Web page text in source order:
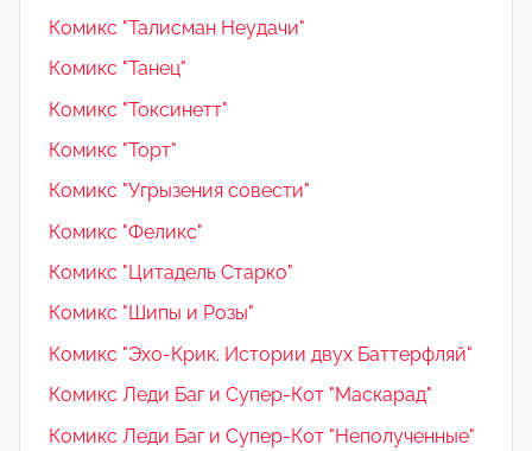
Комикс "Талисман Неудачи"
Комикс "Танец"
Комикс "Токсинетт"
Комикс "Торт"
Комикс "Угрызения совести"
Комикс "Феликс"
Комикс "Цитадель Старко"
Комикс "Шипы и Розы"
Комикс "Эхо-Крик. Истории двух Баттерфляй"
Комикс Леди Баг и Супер-Кот "Маскарад"
Комикс Леди Баг и Супер-Кот "Неполученные"